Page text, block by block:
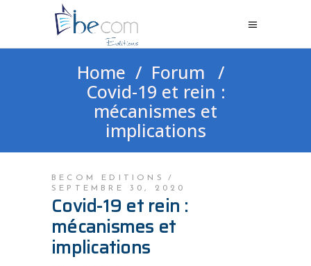
Home / Forum /
Covid-19 et rein :
mécanismes et
implications
BECOM EDITIONS
SEPTEMBRE 30, 2020
Covid-19 et rein :
mécanismes et
implications